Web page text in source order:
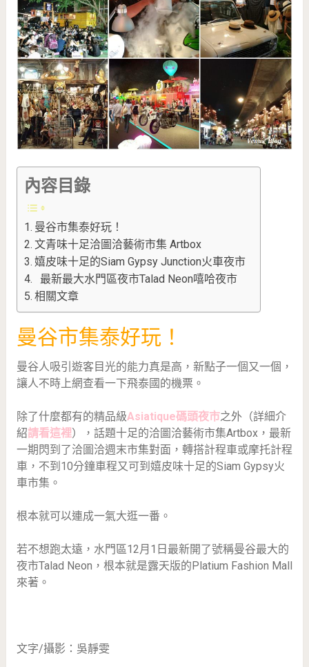
內容目錄
曼谷市集泰好玩！
文青味十足洽圖洽藝術市集 Artbox
嬉皮味十足的Siam Gypsy Junction火車夜市
最新最大水門區夜市Talad Neon嘻哈夜市
相關文章
曼谷市集泰好玩！
曼谷人吸引遊客目光的能力真是高，新點子一個又一個，
讓人不時上網查看一下飛泰國的機票。
除了什麼都有的精品級Asiatique碼頭夜市之外（詳細介
紹請看這裡），話題十足的洽圖洽藝術市集Artbox，最新
一期閃到了洽圖洽週末市集對面，轉搭計程車或摩托計程
車，不到10分鐘車程又可到嬉皮味十足的Siam Gypsy火
車市集。
根本就可以連成一氣大逛一番。
若不想跑太遠，水門區12月1日最新開了號稱曼谷最大的
夜市Talad Neon，根本就是露天版的Platium Fashion Mall
來著。
文字/攝影：吳靜雯